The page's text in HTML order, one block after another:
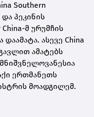
Southern
პეკინის
მ ურუმჩის
ასევე China
ამატებს
ერთმანეთს
მოადგილემ.